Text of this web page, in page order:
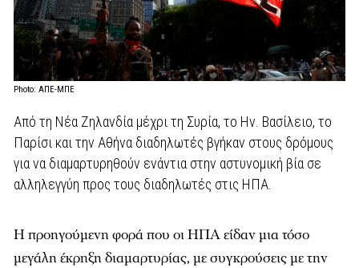
Photo: ΑΠΕ-ΜΠΕ
Από τη Νέα Ζηλανδία μέχρι τη Συρία, το Ην. Βασίλειο, το
Παρίσι και την Αθήνα διαδηλωτές βγήκαν στους δρόμους
για να διαμαρτυρηθούν ενάντια στην αστυνομική βία σε
αλληλεγγύη προς τους διαδηλωτές στις ΗΠΑ.
Η προηγούμενη φορά που οι ΗΠΑ είδαν μια τόσο
μεγάλη έκρηξη διαμαρτυρίας, με συγκρούσεις με την